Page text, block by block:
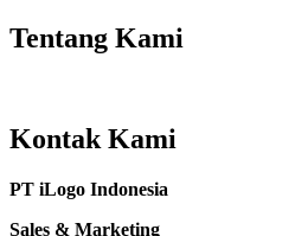
Tentang Kami
Kontak Kami
PT iLogo Indonesia
Sales & Marketing